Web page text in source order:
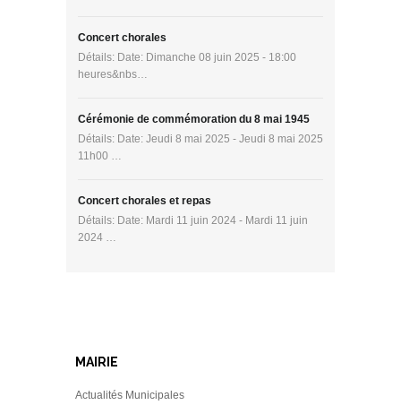
Concert chorales
Détails: Date: Dimanche 08 juin 2025 - 18:00
heures&nbs…
Cérémonie de commémoration du 8 mai 1945
Détails: Date: Jeudi 8 mai 2025 - Jeudi 8 mai 2025
11h00 …
Concert chorales et repas
Détails: Date: Mardi 11 juin 2024 - Mardi 11 juin
2024 …
MAIRIE
Actualités Municipales